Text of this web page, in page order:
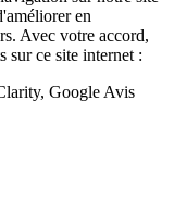
en
Avec votre accord,
sur ce site internet :
Google Avis